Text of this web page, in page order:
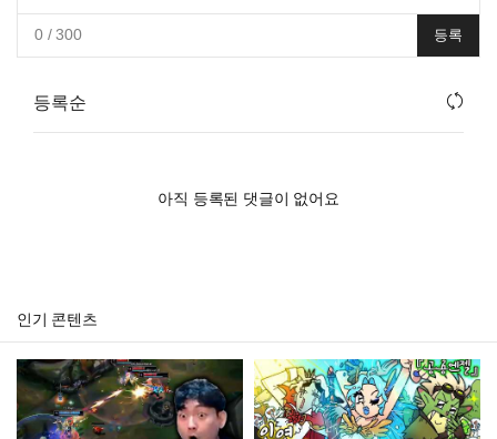
0/ 300 등록
등록순
아직 등록된 댓글이 없어요
인기 콘텐츠